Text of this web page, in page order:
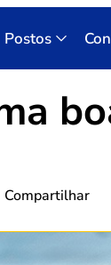
Postos
Compartilhar